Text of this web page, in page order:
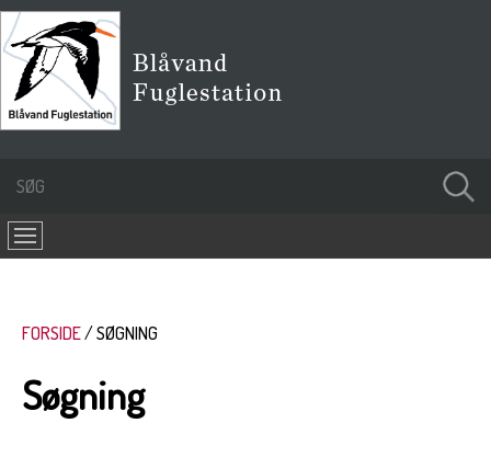
FORSIDE SØGNING
Søgning